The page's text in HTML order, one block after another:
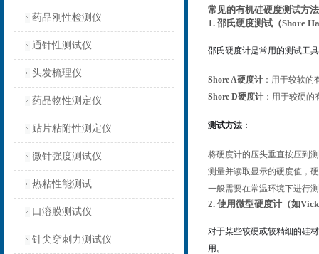
药品刚性检测仪
通针性测试仪
头发梳理仪
药品物性测定仪
贴片粘附性测定仪
微针强度测试仪
热粘性能测试
口溶膜测试仪
针尖穿刺力测试仪
常见的有机硅硬度测试方
1. 邵氏硬度测试（Shore
邵氏硬度计是常用的测试工
Shore A硬度计 ：用于较软
Shore D硬度计 ：用于较硬
测试方法 ：
将硬度计的压头垂直按压到
测量并读取显示的硬度值，
一般需要在常温环境下进行
2. 使用微型硬度计（如
对于某些较硬或较精细的硅
用。